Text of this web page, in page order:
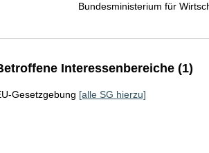
Bundesministerium für
Interessenbereiche (1)
Gesetzgebung [alle SG hierzu]